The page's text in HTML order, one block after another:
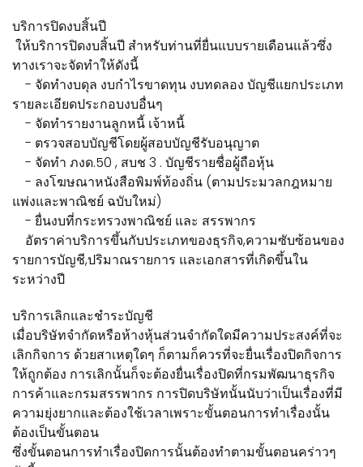
บริการปิดงบสิ้นปี
ให้บริการปิดงบสิ้นปี สำหรับท่านที่ยื่นแบบรายเดือนแล้วซึ่ง
ทางเราจะจัดทำให้ดังนี้
- จัดทำงบดุล งบกำไรขาดทุน งบทดลอง บัญชีแยกประเภท
รายละเอียดประกอบงบอื่นๆ
- จัดทำรายงานลูกหนี้ เจ้าหนี้
- ตรวจสอบบัญชีโดยผู้สอบบัญชีรับอนุญาต
- จัดทำ ภงด.50 , สบช 3 . บัญชีรายชื่อผู้ถือหุ้น
- ลงโฆษณาหนังสือพิมพ์ท้องถิ่น (ตามประมวลกฎหมาย
แพ่งและพาณิชย์ ฉบับใหม่)
- ยื่นงบที่กระทรวงพาณิชย์ และ สรรพากร
อัตราค่าบริการขึ้นกับประเภทของธุรกิจ,ความซับซ้อนของ
รายการบัญชี,ปริมาณรายการ และเอกสารที่เกิดขึ้นใน
ระหว่างปี
บริการเลิกและชำระบัญชี
เมื่อบริษัทจำกัดหรือห้างหุ้นส่วนจำกัดใดมีความประสงค์ที่จะ
เลิกกิจการ ด้วยสาเหตุใดๆ ก็ตามก็ควรที่จะยื่นเรื่องปิดกิจการ
ให้ถูกต้อง การเลิกนั้นก็จะต้องยื่นเรื่องปิดที่กรมพัฒนาธุรกิจ
การค้าและกรมสรรพากร การปิดบริษัทนั้นนับว่าเป็นเรื่องที่มี
ความยุ่งยากและต้องใช้เวลาเพราะขั้นตอนการทำเรื่องนั้น
ต้องเป็นขั้นตอน
ซึ่งขั้นตอนการทำเรื่องปิดการนั้นต้องทำตามขั้นตอนคร่าวๆ